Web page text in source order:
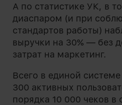
А по статистике УК, в
диаспаром (и при
стандартов работы)
выручки на 30% — без
затрат на маркетинг.
Всего в единой
300 активных
порядка 10 000 чеков в